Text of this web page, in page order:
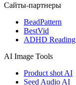
Сайты-партнеры
BeadPattern
BestVid
ADHD Reading
AI Image Tools
Product shot AI
Seed Audio AI